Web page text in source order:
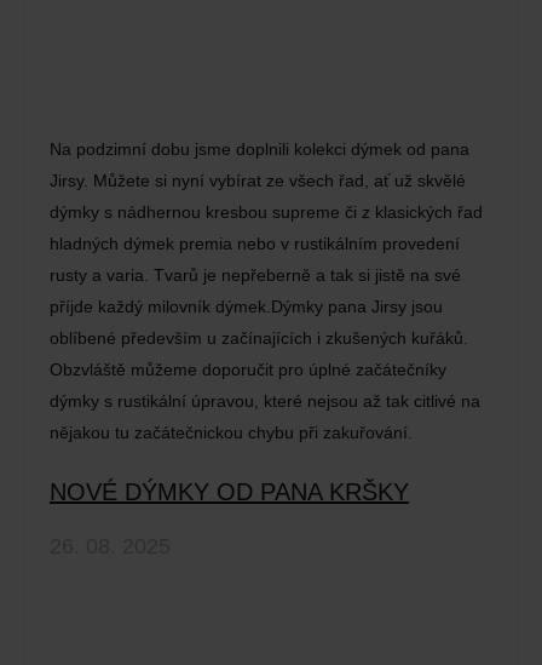
Na podzimní dobu jsme doplnili kolekci dýmek od pana
Jirsy. Můžete si nyní vybírat ze všech řad, ať už skvělé
dýmky s nádhernou kresbou supreme či z klasických řad
hladných dýmek premia nebo v rustikálním provedení
rusty a varia. Tvarů je nepřeberně a tak si jistě na své
příjde každý milovník dýmek.Dýmky pana Jirsy jsou
oblíbené především u začínajících i zkušených kuřáků.
Obzvláště můžeme doporučit pro úplné začátečníky
dýmky s rustikální úpravou, které nejsou až tak citlivé na
nějakou tu začátečnickou chybu při zakuřování.
NOVÉ DÝMKY OD PANA KRŠKY